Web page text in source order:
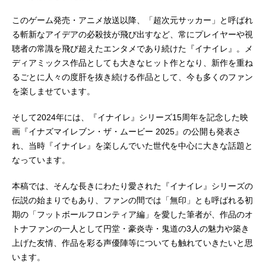
このゲーム発売・アニメ放送以降、「超次元サッカー」と呼ばれ
る斬新なアイデアの必殺技が飛び出すなど、常にプレイヤーや視
聴者の常識を飛び超えたエンタメであり続けた『イナイレ』。メ
ディアミックス作品としても大きなヒット作となり、新作を重ね
るごとに人々の度肝を抜き続ける作品として、今も多くのファン
を楽しませています。
そして2024年には、『イナイレ』シリーズ15周年を記念した映
画『イナズマイレブン・ザ・ムービー 2025』の公開も発表さ
れ、当時『イナイレ』を楽しんでいた世代を中心に大きな話題と
なっています。
本稿では、そんな長きにわたり愛された『イナイレ』シリーズの
伝説の始まりでもあり、ファンの間では「無印」とも呼ばれる初
期の「フットボールフロンティア編」を愛した筆者が、作品のオ
トナファンの一人として円堂・豪炎寺・鬼道の3人の魅力や築き
上げた友情、作品を彩る声優陣等についても触れていきたいと思
います。